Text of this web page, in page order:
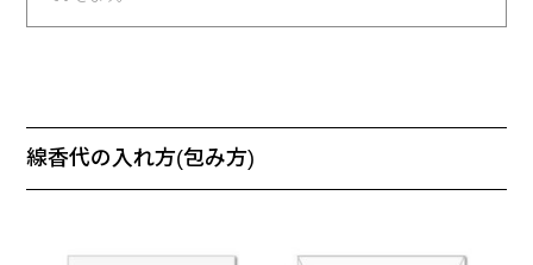
線香代の入れ方(包み方)